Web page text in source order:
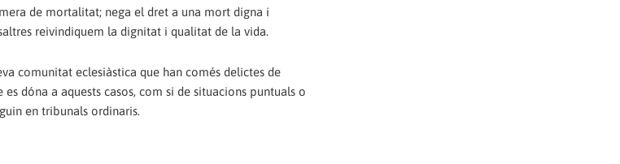
de mortalitat; nega el dret a una mort digna i
reivindiquem la dignitat i qualitat de la vida.
comunitat eclesiàstica que han comés delictes de
dóna a aquests casos, com si de situacions puntuals o
en tribunals ordinaris.